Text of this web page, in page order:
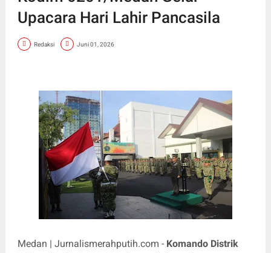
Upacara Hari Lahir Pancasila
Redaksi Juni 01, 2026
Medan | Jurnalismerahputih.com - Komando Distrik